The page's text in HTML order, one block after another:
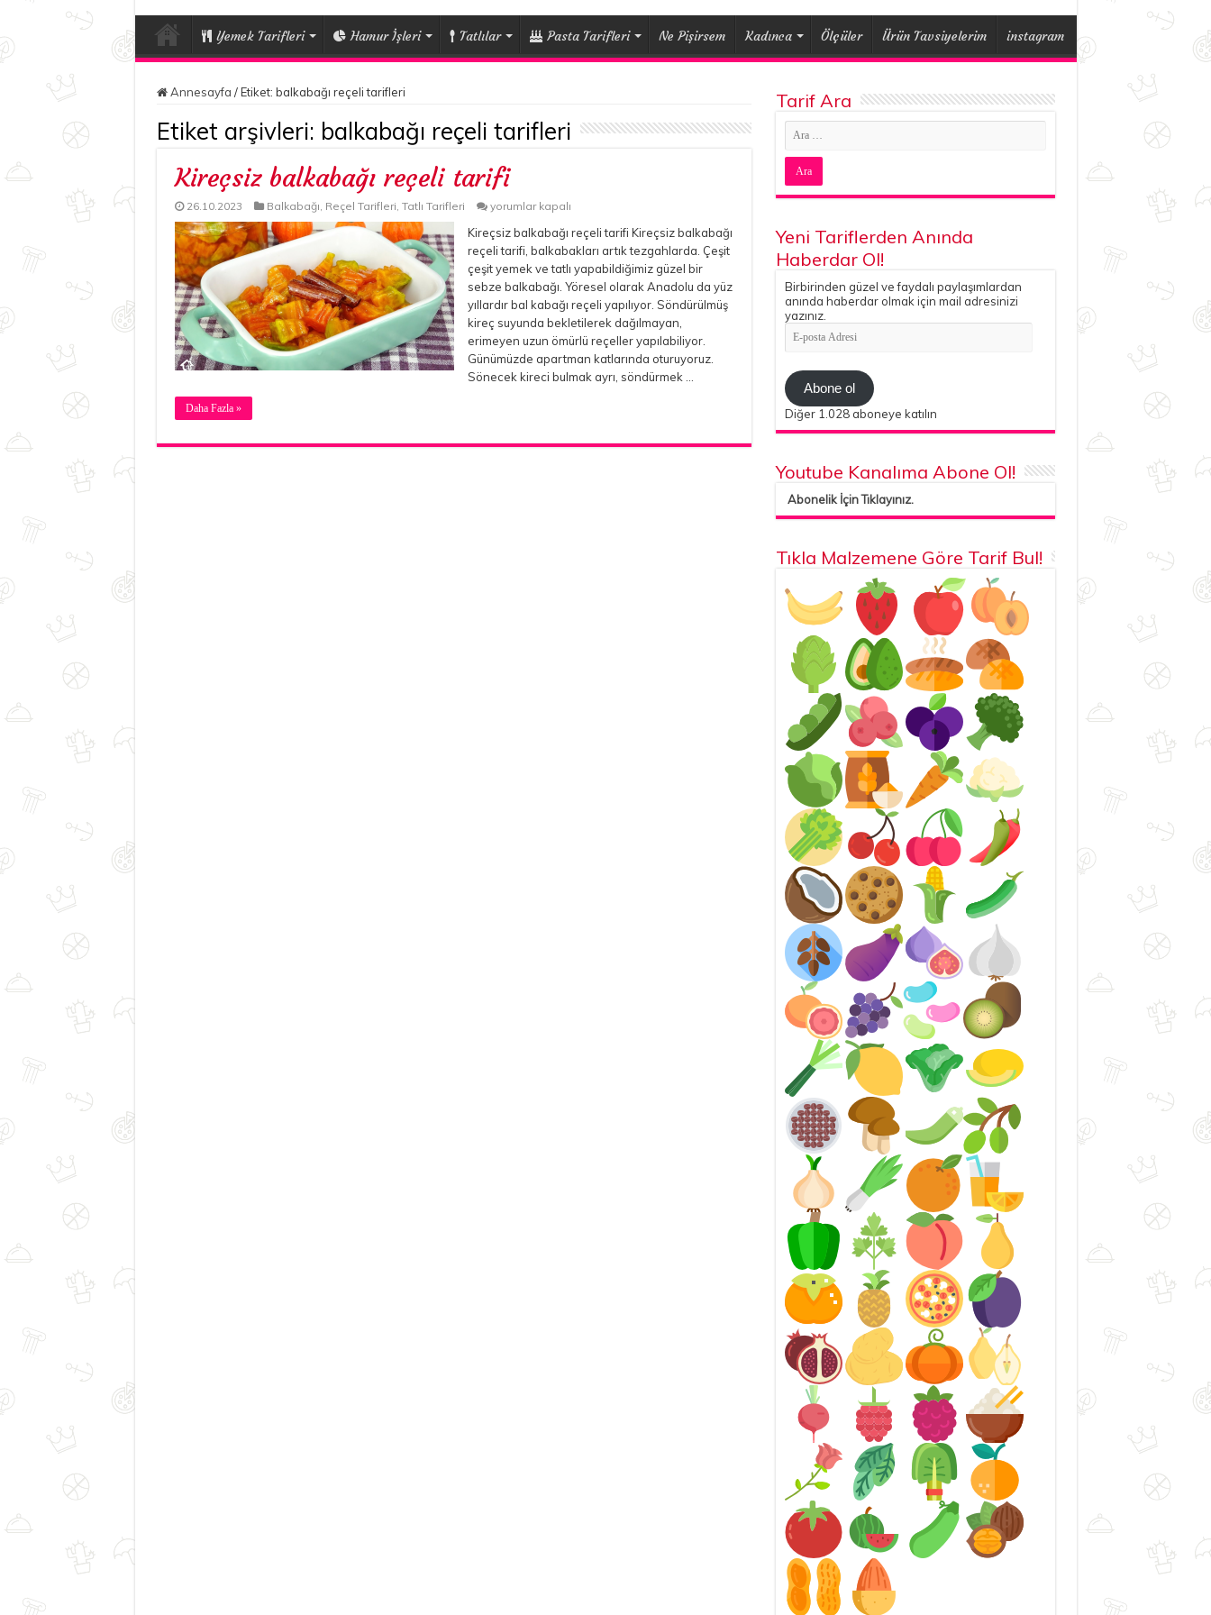
Yemek Tarifleri Hamur İşleri Tatlılar Pasta Tarifleri Ne Pişirsem Kadınca Ölçüler Ürün Tavsiyelerim instagram
Annesayfa / Etiket: balkabağı reçeli tarifleri
Etiket arşivleri: balkabağı reçeli tarifleri
Kireçsiz balkabağı reçeli tarifi
26.10.2023 Balkabağı, Reçel Tarifleri, Tatlı Tarifleri
Kireçsiz
reçeli
tarifi
için
yorumlar kapalı
Kireçsiz balkabağı reçeli tarifi Kireçsiz balkabağı
reçeli tarifi, balkabakları artık tezgahlarda. Çeşit
çeşit yemek ve tatlı yapabildiğimiz güzel bir
sebze balkabağı. Yöresel olarak Anadolu da yüz
yıllardır bal kabağı reçeli yapılıyor. Söndürülmüş
kireç suyunda bekletilerek dağılmayan,
erimeyen uzun ömürlü reçeller yapılabiliyor.
Günümüzde apartman katlarında oturuyoruz.
Sönecek kireci bulmak ayrı, söndürmek …
Daha Fazla »
Tarif Ara
Yeni Tariflerden Anında
Haberdar Ol!
Birbirinden güzel ve faydalı paylaşımlardan
anında haberdar olmak için mail adresinizi
yazınız.
E-
posta
Abone ol
Diğer 1.028 aboneye katılın
Youtube Kanalıma Abone Ol!
Abonelik İçin Tıklayınız.
Tıkla Malzemene Göre Tarif Bul!